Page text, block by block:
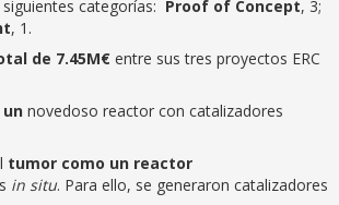
categorías: Proof of Concept, 3;
, 1.
de 7.45M€ entre sus tres proyectos ERC
novedoso reactor con catalizadores
tumor como un reactor
in situ. Para ello, se generaron catalizadores